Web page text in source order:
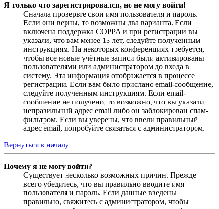
Я только что зарегистрировался, но не могу войти!
Сначала проверьте свои имя пользователя и пароль.
Если они верны, то возможны два варианта. Если
включена поддержка COPPA и при регистрации вы
указали, что вам менее 13 лет, следуйте полученным
инструкциям. На некоторых конференциях требуется,
чтобы все новые учётные записи были активированы
пользователями или администратором до входа в
систему. Эта информация отображается в процессе
регистрации. Если вам было прислано email-сообщение,
следуйте полученным инструкциям. Если email-
сообщение не получено, то возможно, что вы указали
неправильный адрес email либо он заблокирован спам-
фильтром. Если вы уверены, что ввели правильный
адрес email, попробуйте связаться с администратором.
Вернуться к началу
Почему я не могу войти?
Существует несколько возможных причин. Прежде
всего убедитесь, что вы правильно вводите имя
пользователя и пароль. Если данные введены
правильно, свяжитесь с администратором, чтобы